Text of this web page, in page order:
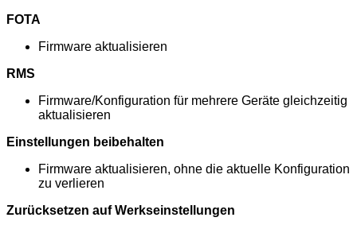
FOTA
Firmware aktualisieren
RMS
Firmware/Konfiguration für mehrere Geräte gleichzeitig
aktualisieren
Einstellungen beibehalten
Firmware aktualisieren, ohne die aktuelle Konfiguration
zu verlieren
Zurücksetzen auf Werkseinstellungen